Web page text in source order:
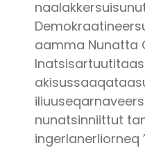
aamma Nunatta
nunatsinniittut
ingerlanerliorneq